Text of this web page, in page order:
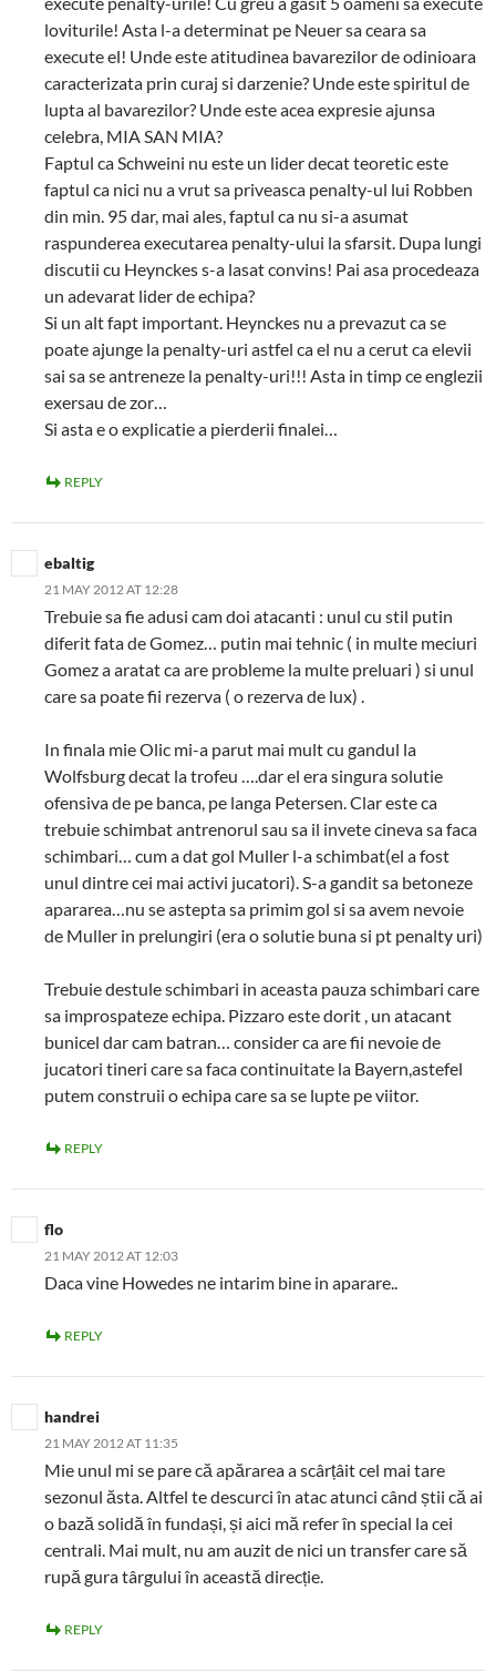
loviturile! Asta l-a determinat pe Neuer sa ceara sa
execute el! Unde este atitudinea bavarezilor de odinioara
caracterizata prin curaj si darzenie? Unde este spiritul de
lupta al bavarezilor? Unde este acea expresie ajunsa
celebra, MIA SAN MIA?
Faptul ca Schweini nu este un lider decat teoretic este
faptul ca nici nu a vrut sa priveasca penalty-ul lui Robben
din min. 95 dar, mai ales, faptul ca nu si-a asumat
raspunderea executarea penalty-ului la sfarsit. Dupa lungi
discutii cu Heynckes s-a lasat convins! Pai asa procedeaza
un adevarat lider de echipa?
Si un alt fapt important. Heynckes nu a prevazut ca se
poate ajunge la penalty-uri astfel ca el nu a cerut ca elevii
sai sa se antreneze la penalty-uri!!! Asta in timp ce englezii
exersau de zor…
Si asta e o explicatie a pierderii finalei…
REPLY
ebaltig
21 MAY 2012 AT 12:28
Trebuie sa fie adusi cam doi atacanti : unul cu stil putin
diferit fata de Gomez… putin mai tehnic ( in multe meciuri
Gomez a aratat ca are probleme la multe preluari ) si unul
care sa poate fii rezerva ( o rezerva de lux) .
In finala mie Olic mi-a parut mai mult cu gandul la
Wolfsburg decat la trofeu ….dar el era singura solutie
ofensiva de pe banca, pe langa Petersen. Clar este ca
trebuie schimbat antrenorul sau sa il invete cineva sa faca
schimbari… cum a dat gol Muller l-a schimbat(el a fost
unul dintre cei mai activi jucatori). S-a gandit sa betoneze
apararea…nu se astepta sa primim gol si sa avem nevoie
de Muller in prelungiri (era o solutie buna si pt penalty uri)
Trebuie destule schimbari in aceasta pauza schimbari care
sa improspateze echipa. Pizzaro este dorit , un atacant
bunicel dar cam batran… consider ca are fii nevoie de
jucatori tineri care sa faca continuitate la Bayern,astefel
putem construii o echipa care sa se lupte pe viitor.
REPLY
flo
21 MAY 2012 AT 12:03
Daca vine Howedes ne intarim bine in aparare..
REPLY
handrei
21 MAY 2012 AT 11:35
Mie unul mi se pare că apărarea a scârțâit cel mai tare
sezonul ăsta. Altfel te descurci în atac atunci când știi că ai
o bază solidă în fundași, și aici mă refer în special la cei
centrali. Mai mult, nu am auzit de nici un transfer care să
rupă gura târgului în această direcție.
REPLY